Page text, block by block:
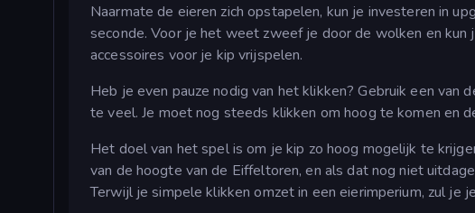
Naarmate de eieren zich opstapelen, kun je investeren in
seconde. Voor je het weet zweef je door de wolken en kun
accessoires voor je kip vrijspelen.
Heb je even pauze nodig van het klikken? Gebruik een
te veel. Je moet nog steeds klikken om hoog te komen en
Het doel van het spel is om je kip zo hoog mogelijk te
van de hoogte van de Eiffeltoren, en als dat nog niet
Terwijl je simpele klikken omzet in een eierimperium, zul